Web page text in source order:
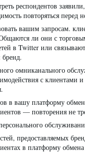
респондентов
повторяться
вашим запросам.
ли они с
в Twitter или
бренд.
омниканального
с клиентами
в вашу платформу
— повторения не
предоставляемых
в платформу